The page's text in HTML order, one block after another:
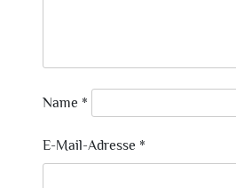
Name *
E-Mail-Adresse *